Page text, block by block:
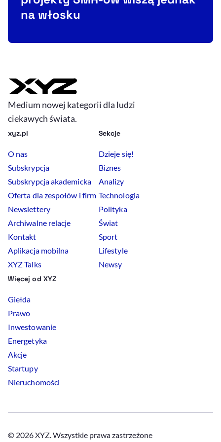
na włosku
Medium nowej kategorii dla ludzi
ciekawych świata.
xyz.pl
O nas
Subskrypcja
Subskrypcja akademicka
Oferta dla zespołów i firm
Newslettery
Archiwalne relacje
Kontakt
Aplikacja mobilna
XYZ Talks
Sekcje
Dzieje się!
Biznes
Analizy
Technologia
Polityka
Świat
Sport
Lifestyle
Newsy
Więcej od XYZ
Giełda
Prawo
Inwestowanie
Energetyka
Akcje
Startupy
Nieruchomości
© 2026 XYZ. Wszystkie prawa zastrzeżone